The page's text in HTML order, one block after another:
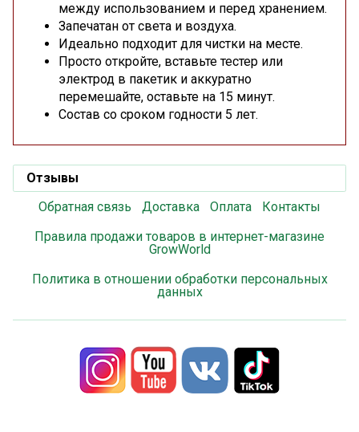
между использованием и перед хранением.
Запечатан от света и воздуха.
Идеально подходит для чистки на месте.
Просто откройте, вставьте тестер или
электрод в пакетик и аккуратно
перемешайте, оставьте на 15 минут.
Состав со сроком годности 5 лет.
Отзывы
Обратная связь
Доставка Оплата
Контакты
Правила продажи товаров в интернет-магазине
GrowWorld
Политика в отношении обработки персональных
данных